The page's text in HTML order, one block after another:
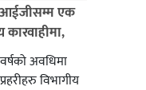
एक
कारवाहीमा,
अवधिमा
विभागीय